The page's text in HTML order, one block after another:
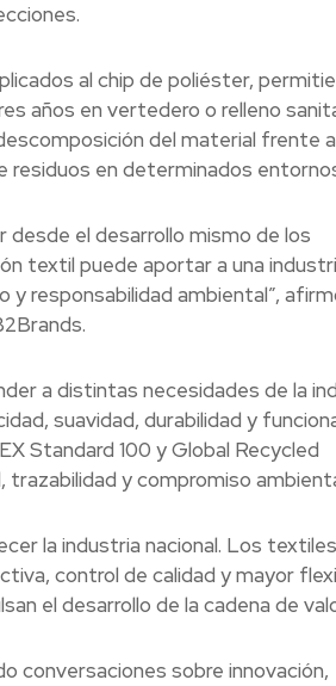
al chip de poliéster,
años en vertedero o relleno
del material frente
residuos en determinados
el desarrollo mismo de los
textil puede aportar a una
responsabilidad ambiental”,
a distintas necesidades de la
suavidad, durabilidad y
Standard 100 y Global Recycled
trazabilidad y compromiso
la industria nacional. Los
control de calidad y mayor
el desarrollo de la cadena de
conversaciones sobre innovación,